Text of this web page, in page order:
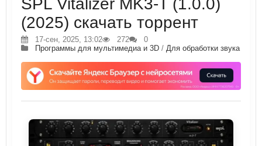
SPL Vitalizer MK3-T (1.0.0)
(2025) скачать торрент
17-сен, 2025, 13:02 272
0
Программы для мультимедиа и 3D / Для обработки звука